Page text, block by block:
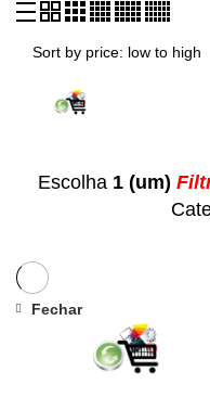
Escolha 1 (um)
Fechar